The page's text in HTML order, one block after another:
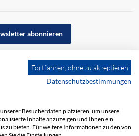
abonnieren
Fortfahren, ohne zu akzeptieren
Datenschutzbestimmungen
Besucherdaten platzieren, um unsere
Inhalte anzuzeigen und Ihnen ein
zu bieten. Für weitere Informationen zu den von